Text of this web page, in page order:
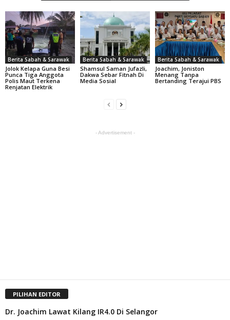
Berita Sabah & Sarawak
Jolok Kelapa Guna Besi
Punca Tiga Anggota
Polis Maut Terkena
Renjatan Elektrik
Berita Sabah & Sarawak
Shamsul Saman Jufazli,
Dakwa Sebar Fitnah Di
Media Sosial
Berita Sabah & Sarawak
Joachim, Joniston
Menang Tanpa
Bertanding Terajui PBS
- Advertisement -
PILIHAN EDITOR
Dr. Joachim Lawat Kilang IR4.0 Di Selangor